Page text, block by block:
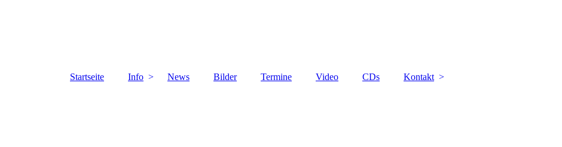
Startseite Info News Bilder Termine Video CDs Kontakt